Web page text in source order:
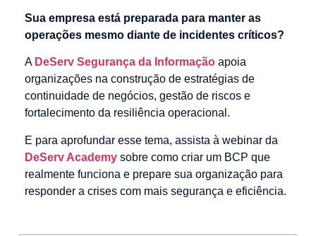
Sua empresa está preparada para manter as
operações mesmo diante de incidentes críticos?
A DeServ Segurança da Informação apoia
organizações na construção de estratégias de
continuidade de negócios, gestão de riscos e
fortalecimento da resiliência operacional.
E para aprofundar esse tema, assista à webinar da
DeServ Academy sobre como criar um BCP que
realmente funciona e prepare sua organização para
responder a crises com mais segurança e eficiência.